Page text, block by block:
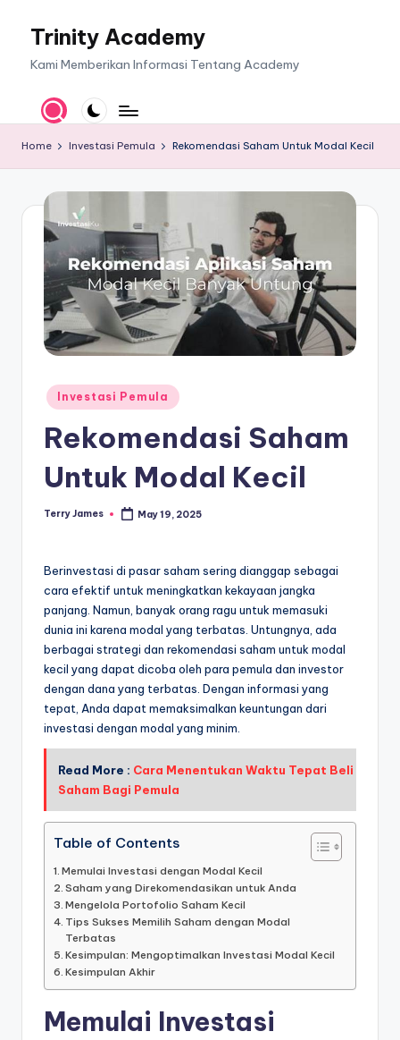
Trinity Academy
Kami Memberikan Informasi Tentang Academy
Home Investasi Pemula Rekomendasi Saham Untuk Modal Kecil
Posted
in
Investasi Pemula
Rekomendasi Saham
Untuk Modal Kecil
Posted
Terry James May 19, 2025
Berinvestasi di pasar saham sering dianggap sebagai
cara efektif untuk meningkatkan kekayaan jangka
panjang. Namun, banyak orang ragu untuk memasuki
dunia ini karena modal yang terbatas. Untungnya, ada
berbagai strategi dan rekomendasi saham untuk modal
kecil yang dapat dicoba oleh para pemula dan investor
dengan dana yang terbatas. Dengan informasi yang
tepat, Anda dapat memaksimalkan keuntungan dari
investasi dengan modal yang minim.
Read More : Cara Menentukan Waktu Tepat Beli
Saham Bagi Pemula
Table of Contents
Memulai Investasi dengan Modal Kecil
Saham yang Direkomendasikan untuk Anda
Mengelola Portofolio Saham Kecil
Tips Sukses Memilih Saham dengan Modal
Terbatas
Kesimpulan: Mengoptimalkan Investasi Modal Kecil
Kesimpulan Akhir
Memulai Investasi